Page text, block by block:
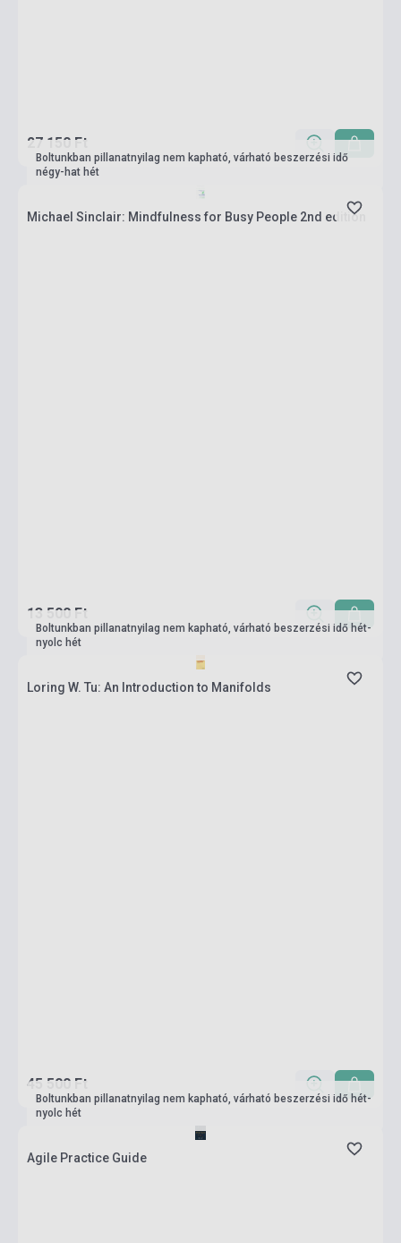
27 150 Ft
Boltunkban pillanatnyilag nem kapható, várható beszerzési idő
négy-hat hét
Michael Sinclair: Mindfulness for Busy People 2nd edition
13 500 Ft
Boltunkban pillanatnyilag nem kapható, várható beszerzési idő hét-
nyolc hét
Loring W. Tu: An Introduction to Manifolds
45 500 Ft
Boltunkban pillanatnyilag nem kapható, várható beszerzési idő hét-
nyolc hét
Agile Practice Guide